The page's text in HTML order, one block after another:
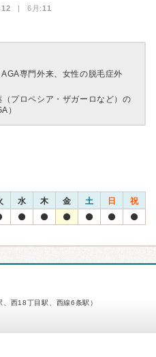
12 | 6月:11
専門外来、女性の脱毛症外
プロペシア・ザガーロなど）の
）
水 木 金 土 日 祝
西18丁目駅、西線6条駅）